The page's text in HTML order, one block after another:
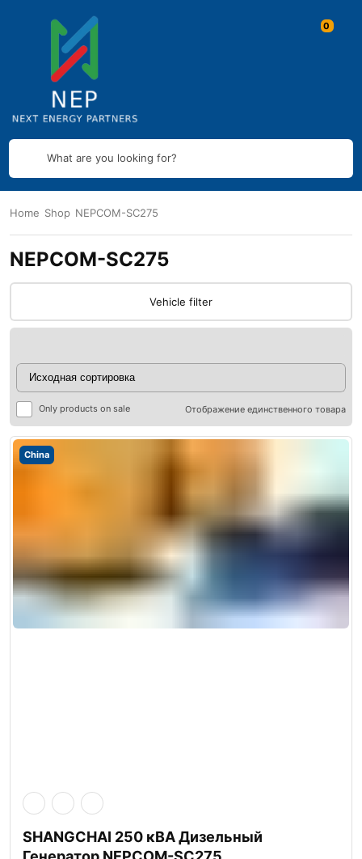
What are you looking for?
Home Shop NEPCOM-SC275
NEPCOM-SC275
Vehicle filter
Only products on sale Отображение единственного товара
China
SHANGCHAI 250 кВА Дизельный